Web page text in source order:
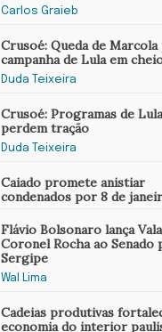
Carlos Graieb
Crusoé: Queda de Marcola
campanha de Lula em
Duda Teixeira
Crusoé: Programas de Lula
perdem tração
Duda Teixeira
Caiado promete anistiar
condenados por 8 de
Flávio Bolsonaro lança
Coronel Rocha ao Senado
Sergipe
Wal Lima
Cadeias produtivas
economia do interior